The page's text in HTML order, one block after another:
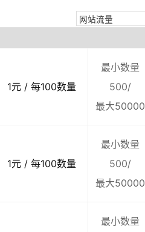
1元 / 每100数量
最小数量
500/
最大50000
1元 / 每100数量
最小数量
500/
最大50000
最小数量